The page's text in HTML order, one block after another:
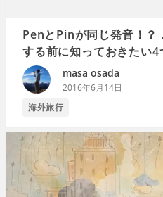
PenとPinが同じ発音！？
する前に知っておきたい4
masa osada
2016年6月14日
海外旅行